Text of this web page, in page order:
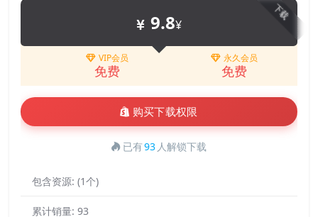
下载
9.8¥
VIP会员
免费
永久会员
免费
购买下载权限
已有93 人解锁下载
包含资源: (1个)
累计销量: 93